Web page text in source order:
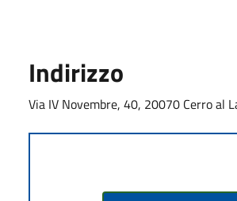
Indirizzo
Via IV Novembre, 40, 20070 Cerro al